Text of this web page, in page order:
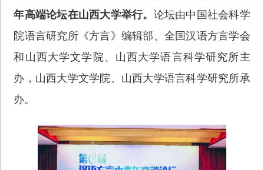
年高端论坛在山西大学举行。 论坛由中国社会科学
院语言研究所《方言》编辑部、全国汉语方言学会
和山西大学文学院、山西大学语言科学研究所主
办，山西大学文学院、山西大学语言科学研究所承
办。